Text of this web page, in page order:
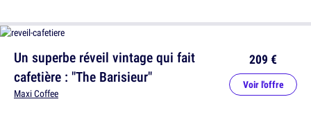
Un superbe réveil vintage qui fait
cafetière : "The Barisieur"
Maxi Coffee
209 €
Voir l'offre